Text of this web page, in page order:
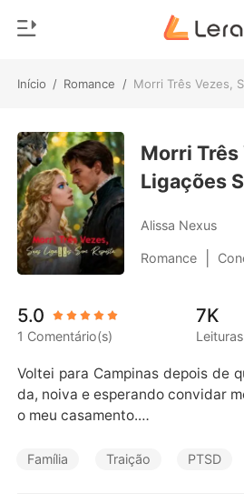
Início / Romance /
Loja
Histórico
Sair
Baixar App
Gênero
Moderno
Lobisomem
Contos
Bilionários
Contos Curtos
Morri Três
Ligações
Alissa Nexus
Romance
5.0
1 Comentário(s)
7K
Leituras
Voltei para Campinas depois de
da, noiva e esperando convidar
o meu casamento.
ivo de Clara D'Ávila, a garota
Família Traição PTSD